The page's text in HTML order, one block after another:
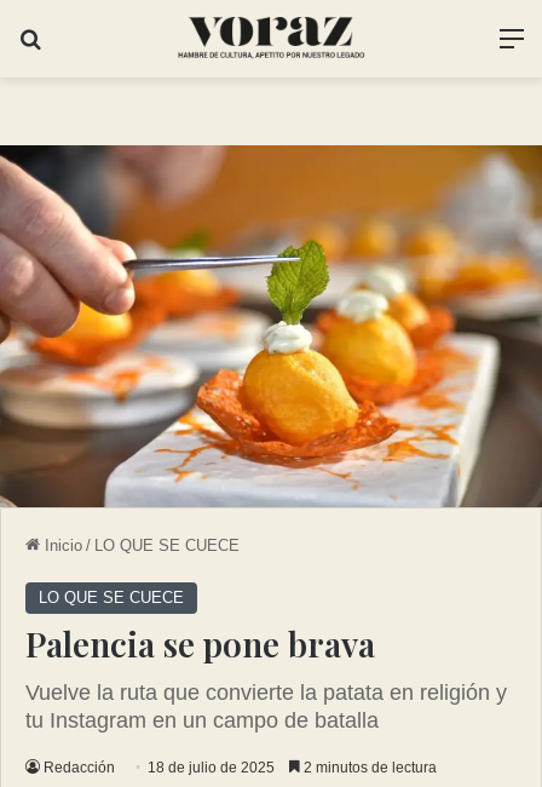
Inicio / LO QUE SE CUECE
LO QUE SE CUECE
Palencia se pone brava
Vuelve la ruta que convierte la patata en religión y
tu Instagram en un campo de batalla
Redacción 18 de julio de 2025 2 minutos de lectura